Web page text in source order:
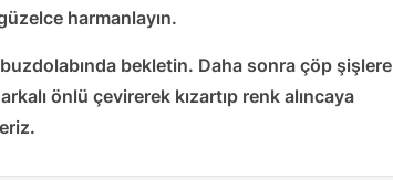
güzelce harmanlayın.
bekletin. Daha sonra çöp şişlere
önlü çevirerek kızartıp renk alıncaya